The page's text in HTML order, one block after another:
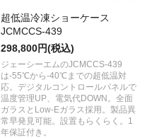
超低温冷凍ショーケース
JCMCCS-439
298,800円(税込)
ジェーシーエムのJCMCCS-439
は-55℃から-40℃までの超低温対
応。デジタルコントロールパネルで
温度管理UP、電気代DOWN。全面
ガラスとLow-Eガラス採用。製品異
常早発見可能。設置もらくらく。1
年保証付き。